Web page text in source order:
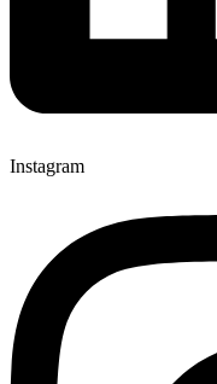
Instagram